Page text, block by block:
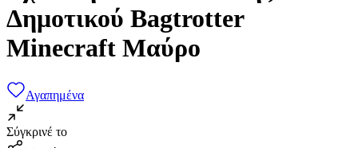
Δημοτικού Bagtrotter
Minecraft Μαύρο
Αγαπημένα
Σύγκρινέ το